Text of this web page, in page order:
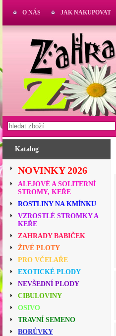
Katalog
NOVINKY 2026
ALEJOVÉ A SOLITERNÍ
STROMY, KEŘE
ROSTLINY NA KMÍNKU
VZROSTLÉ STROMKY A
KEŘE
ZAHRADY BABIČEK
ŽIVÉ PLOTY
PRO VČELAŘE
EXOTICKÉ PLODY
NEVŠEDNÍ PLODY
CIBULOVINY
OSIVO
TRAVNÍ SEMENO
BORŮVKY
O NÁS JAK NAKUPOVAT